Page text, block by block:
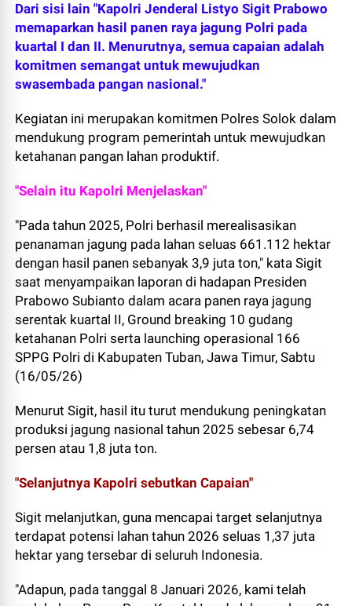
Dari sisi lain "Kapolri Jenderal Listyo Sigit Prabowo
memaparkan hasil panen raya jagung Polri pada
kuartal I dan II. Menurutnya, semua capaian adalah
komitmen semangat untuk mewujudkan
swasembada pangan nasional."
Kegiatan ini merupakan komitmen Polres Solok dalam
mendukung program pemerintah untuk mewujudkan
ketahanan pangan lahan produktif.
"Selain itu Kapolri Menjelaskan"
"Pada tahun 2025, Polri berhasil merealisasikan
penanaman jagung pada lahan seluas 661.112 hektar
dengan hasil panen sebanyak 3,9 juta ton," kata Sigit
saat menyampaikan laporan di hadapan Presiden
Prabowo Subianto dalam acara panen raya jagung
serentak kuartal II, Ground breaking 10 gudang
ketahanan Polri serta launching operasional 166
SPPG Polri di Kabupaten Tuban, Jawa Timur, Sabtu
(16/05/26)
Menurut Sigit, hasil itu turut mendukung peningkatan
produksi jagung nasional tahun 2025 sebesar 6,74
persen atau 1,8 juta ton.
"Selanjutnya Kapolri sebutkan Capaian"
Sigit melanjutkan, guna mencapai target selanjutnya
terdapat potensi lahan tahun 2026 seluas 1,37 juta
hektar yang tersebar di seluruh Indonesia.
"Adapun, pada tanggal 8 Januari 2026, kami telah